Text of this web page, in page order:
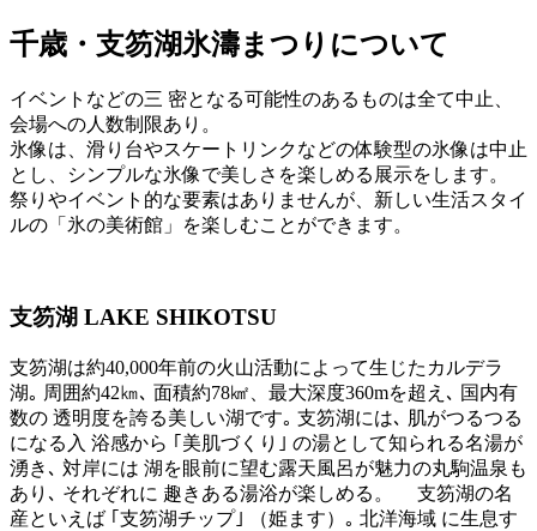
千歳・支笏湖氷濤まつりについて
イベントなどの三 密となる可能性のあるものは全て中止、
会場への人数制限あり。
氷像は、滑り台やスケートリンクなどの体験型の氷像は中止
とし、シンプルな氷像で美しさを楽しめる展示をします。
祭りやイベント的な要素はありませんが、新しい生活スタイ
ルの「氷の美術館」を楽しむことができます。
支笏湖 LAKE SHIKOTSU
支笏湖は約40,000年前の火山活動によって生じたカルデラ
湖｡ 周囲約42㎞､ 面積約78㎢、最大深度360mを超え､ 国内有
数の 透明度を誇る美しい湖です｡ 支笏湖には､ 肌がつるつる
になる入 浴感から ｢美肌づくり｣ の湯として知られる名湯が
湧き､ 対岸には 湖を眼前に望む露天風呂が魅力の丸駒温泉も
あり､ それぞれに 趣きある湯浴が楽しめる。 支笏湖の名
産といえば ｢支笏湖チップ｣ （姫ます）｡ 北洋海域 に生息す